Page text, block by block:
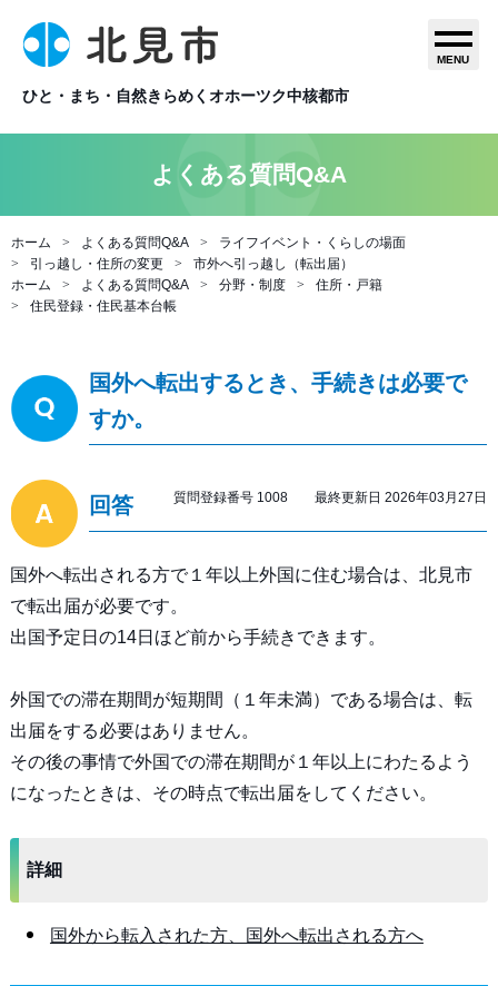
ひと・まち・自然きらめくオホーツク中核都市
MENU
よくある質問Q&A
ホーム よくある質問Q&A
ライフイベント・くらしの場面
引っ越し・住所の変更
市外へ引っ越し（転出届）
ホーム
よくある質問Q&A 分野・制度
住所・戸籍
住民登録・住民基本台帳
国外へ転出するとき、手続きは必要で
すか。
回答 質問登録番号 1008 最終更新日 2026年03月27日
国外へ転出される方で１年以上外国に住む場合は、北見市
で転出届が必要です。
出国予定日の14日ほど前から手続きできます。
外国での滞在期間が短期間（１年未満）である場合は、転
出届をする必要はありません。
その後の事情で外国での滞在期間が１年以上にわたるよう
になったときは、その時点で転出届をしてください。
詳細
国外から転入された方、国外へ転出される方へ